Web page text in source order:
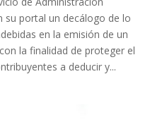
su portal un decálogo de lo
en la emisión de un
la finalidad de proteger el
a deducir y...